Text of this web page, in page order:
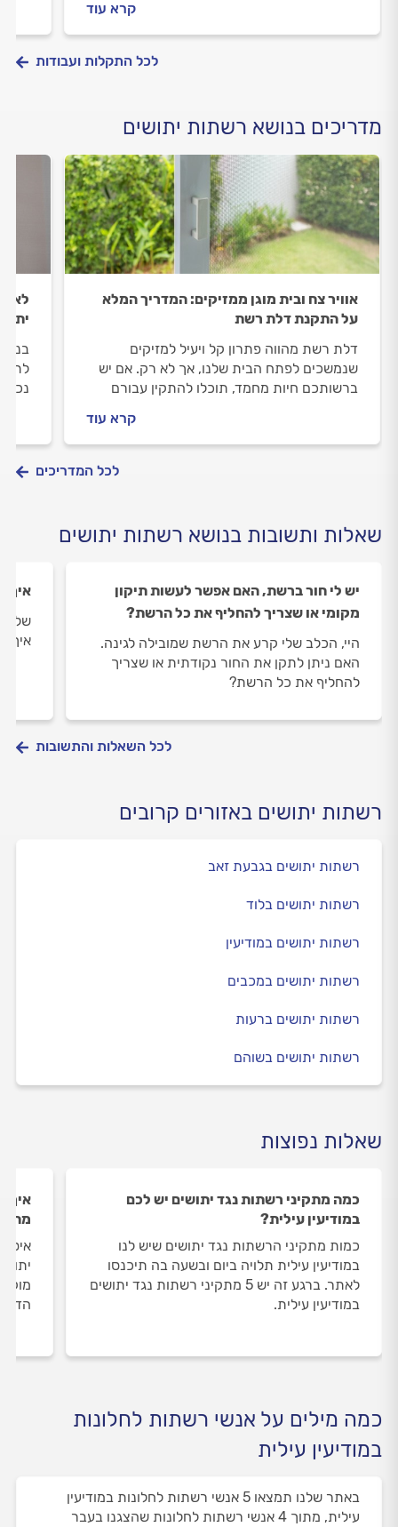
קרא עוד
לכל התקלות ועבודות
מדריכים בנושא רשתות יתושים
אוויר צח ובית מוגן ממזיקים: המדריך המלא
על התקנת דלת רשת
דלת רשת מהווה פתרון קל ויעיל למזיקים
שנמשכים לפתח הבית שלנו, אך לא רק. אם יש
ברשותכם חיות מחמד, תוכלו להתקין עבורם
בבטחה. אילו סוגי רשתות מתאימות לדלת, מתי
כדאי לשקול דלת וילון, מה כולל תהליך ההתקנה
קרא עוד
לא
לכל המדריכים
שאלות ותשובות בנושא רשתות יתושים
יש לי חור ברשת, האם אפשר לעשות תיקון
מקומי או שצריך להחליף את כל הרשת?
היי, הכלב שלי קרע את הרשת שמובילה לגינה.
האם ניתן לתקן את החור נקודתית או שצריך
להחליף את כל הרשת?
איך
איך
לכל השאלות והתשובות
רשתות יתושים באזורים קרובים
רשתות יתושים בגבעת זאב
רשתות יתושים בלוד
רשתות יתושים במודיעין
רשתות יתושים במכבים
רשתות יתושים ברעות
רשתות יתושים בשוהם
שאלות נפוצות
כמה מתקיני רשתות נגד יתושים יש לכם
במודיעין עילית?
כמות מתקיני הרשתות נגד יתושים שיש לנו
במודיעין עילית תלויה ביום ובשעה בה תיכנסו
לאתר. ברגע זה יש 5 מתקיני רשתות נגד יתושים
במודיעין עילית.
איך
כמה מילים על אנשי רשתות לחלונות
במודיעין עילית
באתר שלנו תמצאו 5 אנשי רשתות לחלונות במודיעין
עילית, מתוך 4 אנשי רשתות לחלונות שהצגנו בעבר